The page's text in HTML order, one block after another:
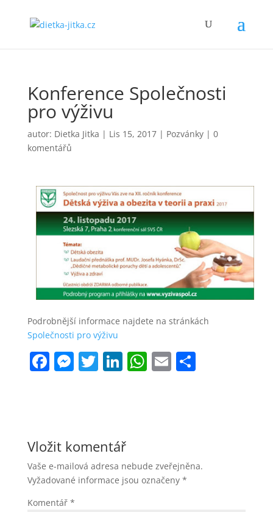
Konference Společnosti
pro výživu
autor: Dietka Jitka | Lis 15, 2017| Pozvánky| 0
komentářů
Podrobnější informace najdete na stránkách
Společnosti pro výživu
F
b
o
o
k
M
n
g
er
T Li
dI
n
W
p
p
E S
Vložit komentář
Vaše e-mailová adresa nebude zveřejněna.
Vyžadované informace jsou označeny *
Komentář *